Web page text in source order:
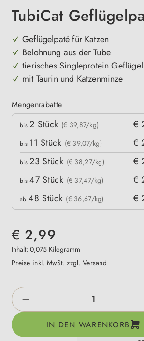
TubiCat
Geflügelpaté für Katzen
Belohnung aus der Tube
tierisches Singleprotein Geflügel
mit Taurin und Katzenminze
Mengenrabatte
Mengenrabatte
bis2 Stück (€ 39,87/kg) €
bis 11 Stück (€ 39,07/kg) €
bis23 Stück (€ 38,27/kg) €
bis47 Stück (€ 37,47/kg) €
ab 48 Stück (€ 36,67/kg) €
€ 2,99
Inhalt: 0,075 Kilogramm
Preise inkl. MwSt. zzgl. Versand
Produkt Anzahl: Gib den
IN DEN WARENKORB